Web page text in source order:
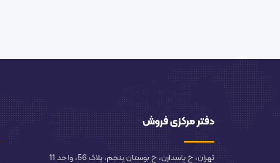
دفتر مرکزی فروش
تهران، خ پاسدارن، خ بوستان پنجم، پلاک 56، واحد 11